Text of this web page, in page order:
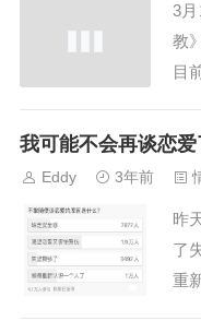
3
教
目
想
我可能不会再谈恋爱
Eddy 3年前
昨
了
重